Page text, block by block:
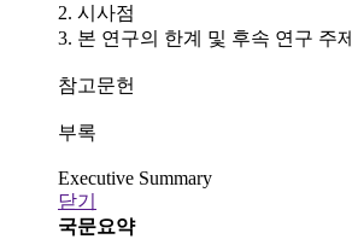
2. 시사점
3. 본 연구의 한계 및 후속 연구 주제
참고문헌
부록
Executive Summary
닫기
국문요약